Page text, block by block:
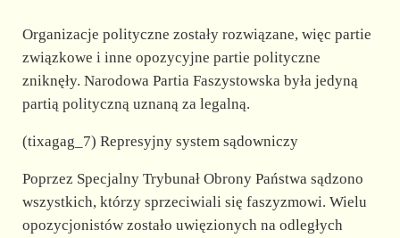
Organizacje polityczne zostały rozwiązane, więc partie
związkowe i inne opozycyjne partie polityczne
zniknęły. Narodowa Partia Faszystowska była jedyną
partią polityczną uznaną za legalną.
(tixagag_7) Represyjny system sądowniczy
Poprzez Specjalny Trybunał Obrony Państwa sądzono
wszystkich, którzy sprzeciwiali się faszyzmowi. Wielu
opozycjonistów zostało uwięzionych na odległych